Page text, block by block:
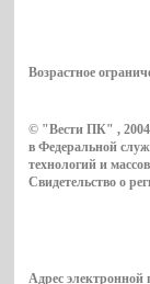
Возрастное
© "Вести ПК" ,
в Федеральной
технологий и
Свидетельство о
Адрес